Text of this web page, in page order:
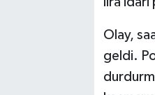
Olay,
geldi.